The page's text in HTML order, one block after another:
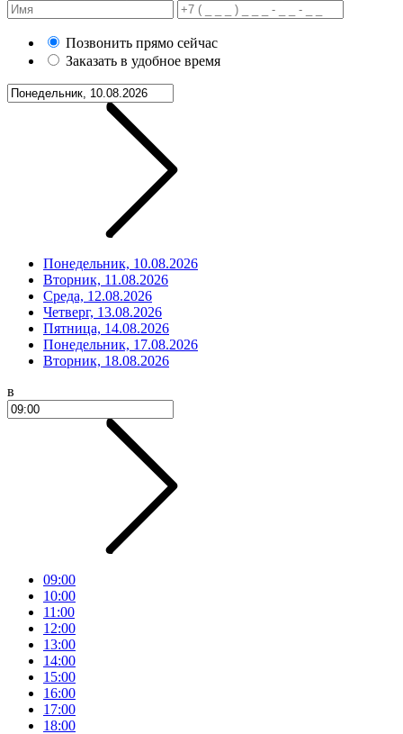
Позвонить прямо сейчас
Заказать в удобное время
Понедельник, 10.08.2026
Вторник, 11.08.2026
Среда, 12.08.2026
Четверг, 13.08.2026
Пятница, 14.08.2026
Понедельник, 17.08.2026
Вторник, 18.08.2026
в
09:00
10:00
11:00
12:00
13:00
14:00
15:00
16:00
17:00
18:00